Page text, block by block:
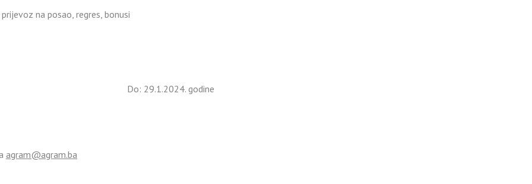
na posao, regres, bonusi
Do: 29.1.2024. godine
agram@agram.ba